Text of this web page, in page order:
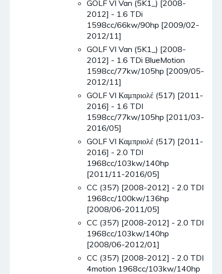
GOLF VI Van (5K1_) [2008-
2012] - 1.6 TDi
1598cc/66kw/90hp [2009/02-
2012/11]
GOLF VI Van (5K1_) [2008-
2012] - 1.6 TDi BlueMotion
1598cc/77kw/105hp [2009/05-
2012/11]
GOLF VI Καμπριολέ (517) [2011-
2016] - 1.6 TDI
1598cc/77kw/105hp [2011/03-
2016/05]
GOLF VI Καμπριολέ (517) [2011-
2016] - 2.0 TDI
1968cc/103kw/140hp
[2011/11-2016/05]
CC (357) [2008-2012] - 2.0 TDI
1968cc/100kw/136hp
[2008/06-2011/05]
CC (357) [2008-2012] - 2.0 TDI
1968cc/103kw/140hp
[2008/06-2012/01]
CC (357) [2008-2012] - 2.0 TDI
4motion 1968cc/103kw/140hp